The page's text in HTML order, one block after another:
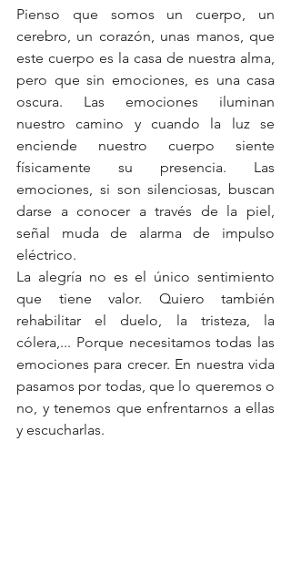
Pienso que somos un cuerpo, un
cerebro, un corazón, unas manos, que
este cuerpo es la casa de nuestra alma,
pero que sin emociones, es una casa
oscura. Las emociones iluminan
nuestro camino y cuando la luz se
enciende nuestro cuerpo siente
físicamente su presencia. Las
emociones, si son silenciosas, buscan
darse a conocer a través de la piel,
señal muda de alarma de impulso
eléctrico.
La alegría no es el único sentimiento
que tiene valor. Quiero también
rehabilitar el duelo, la tristeza, la
cólera,... Porque necesitamos todas las
emociones para crecer. En nuestra vida
pasamos por todas, que lo queremos o
no, y tenemos que enfrentarnos a ellas
y escucharlas.